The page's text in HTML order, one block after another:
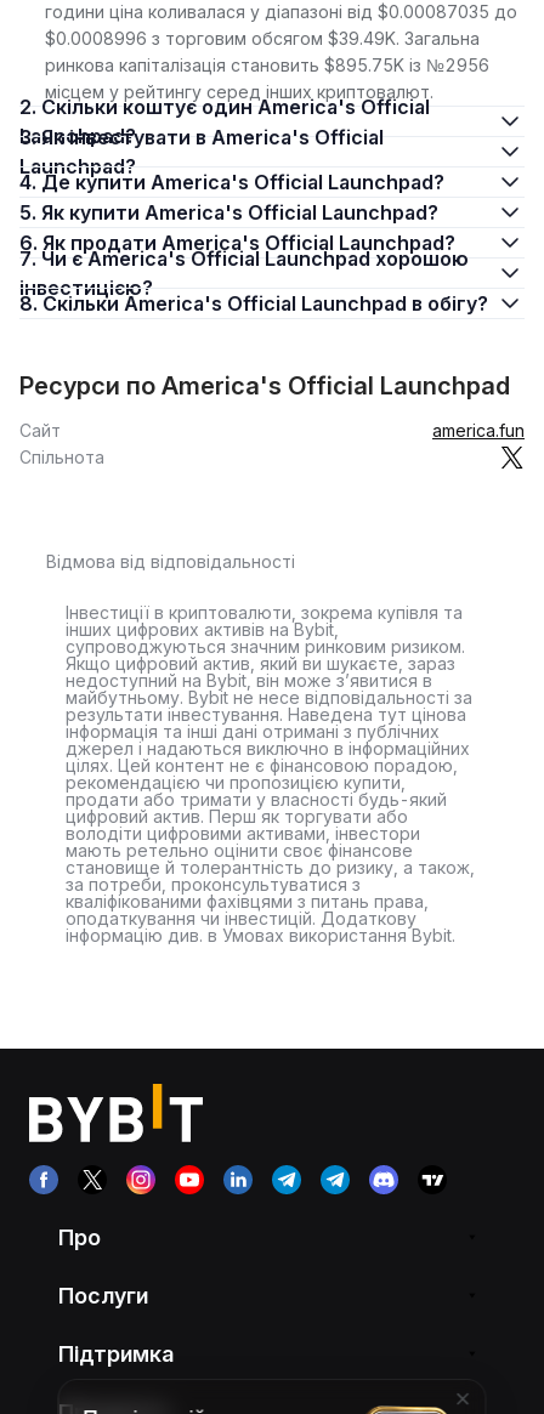
години ціна коливалася у діапазоні від $0.00087035 до
$0.0008996 з торговим обсягом $39.49K. Загальна
ринкова капіталізація становить $895.75K із №2956
місцем у рейтингу серед інших криптовалют.
2. Скільки коштує один America's Official
Launchpad?
3. Як інвестувати в America's Official
Launchpad?
4. Де купити America's Official Launchpad?
5. Як купити America's Official Launchpad?
6. Як продати America's Official Launchpad?
7. Чи є America's Official Launchpad хорошою
інвестицією?
8. Скільки America's Official Launchpad в обігу?
Ресурси по America's Official Launchpad
Сайт
america.fun
Спільнота
Відмова від відповідальності
Інвестиції в криптовалюти, зокрема купівля та
інших цифрових активів на Bybit,
супроводжуються значним ринковим ризиком.
Якщо цифровий актив, який ви шукаєте, зараз
недоступний на Bybit, він може з’явитися в
майбутньому. Bybit не несе відповідальності за
результати інвестування. Наведена тут цінова
інформація та інші дані отримані з публічних
джерел і надаються виключно в інформаційних
цілях. Цей контент не є фінансовою порадою,
рекомендацією чи пропозицією купити,
продати або тримати у власності будь-який
цифровий актив. Перш як торгувати або
володіти цифровими активами, інвестори
мають ретельно оцінити своє фінансове
становище й толерантність до ризику, а також,
за потреби, проконсультуватися з
кваліфікованими фахівцями з питань права,
оподаткування чи інвестицій. Додаткову
інформацію див. в Умовах використання Bybit.
Про
Послуги
Підтримка